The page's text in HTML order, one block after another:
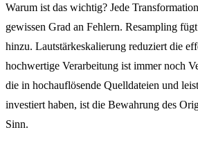
Warum ist das wichtig? Jede
gewissen Grad an Fehlern. Resampling
hinzu. Lautstärkeskalierung reduziert die
hochwertige Verarbeitung ist immer noch
die in hochauflösende Quelldateien und
investiert haben, ist die Bewahrung des
Sinn.